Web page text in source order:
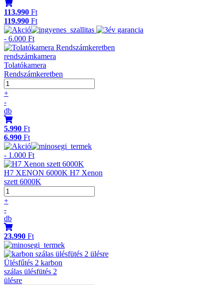
113.990 Ft
119.990 Ft
- 6.000 Ft
rendszámkamera
Tolatókamera
Rendszámkeretben
+
-
db
5.990 Ft
6.990 Ft
- 1.000 Ft
H7 XENON 6000K H7 Xenon
szett 6000K
+
-
db
23.990 Ft
Ülésfűtés 2 karbon
szálas ülésfütés 2
ülésre